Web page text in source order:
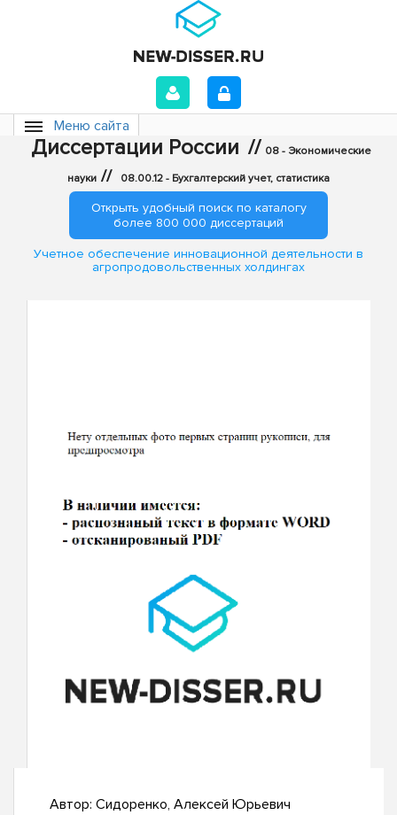
Меню сайта
Диссертации России // 08 - Экономические
науки // 08.00.12 - Бухгалтерский учет, статистика
Открыть удобный поиск по каталогу
более 800 000 диссертаций
Учетное обеспечение инновационной деятельности в
агропродовольственных холдингах
Автор: Сидоренко, Алексей Юрьевич